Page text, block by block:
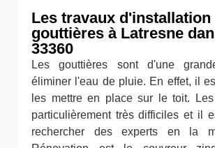
Les travaux
gouttières à Latresne
33360
Les gouttières sont d'une
éliminer l'eau de pluie. En effet, il
les mettre en place sur le toit.
particulièrement très difficiles et il
rechercher des experts en la